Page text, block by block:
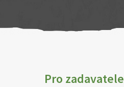
Pro zadavatele